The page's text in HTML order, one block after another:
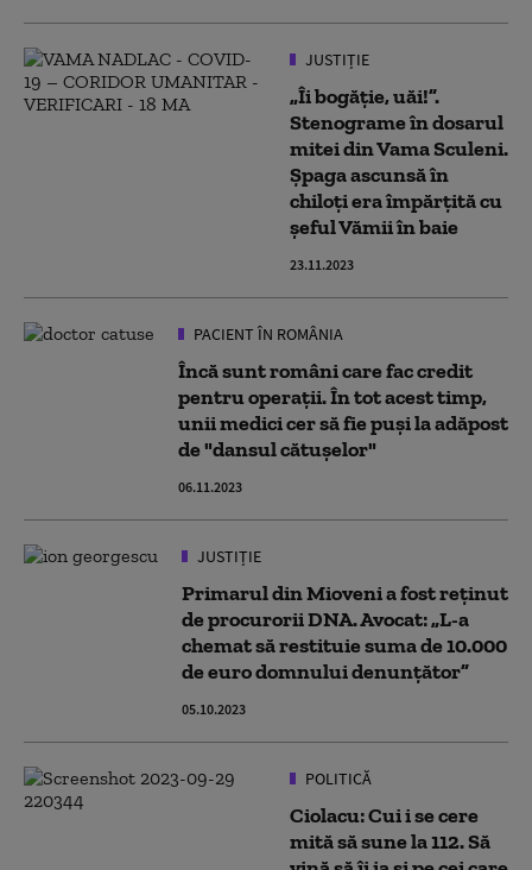
JUSTIȚIE
„Îi bogăție, uăi!”.
Stenograme în dosarul
mitei din Vama Sculeni.
Șpaga ascunsă în
chiloți era împărțită cu
șeful Vămii în baie
23.11.2023
PACIENT ÎN ROMÂNIA
Încă sunt români care fac credit
pentru operații. În tot acest timp,
unii medici cer să fie puși la adăpost
de "dansul cătușelor"
06.11.2023
JUSTIȚIE
Primarul din Mioveni a fost reţinut
de procurorii DNA. Avocat: „L-a
chemat să restituie suma de 10.000
de euro domnului denunţător”
05.10.2023
POLITICĂ
Ciolacu: Cui i se cere
mită să sune la 112. Să